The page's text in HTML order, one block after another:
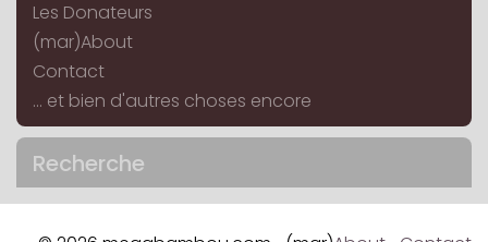
Les Donateurs
(mar)About
Contact
... et bien d'autres choses encore
Recherche